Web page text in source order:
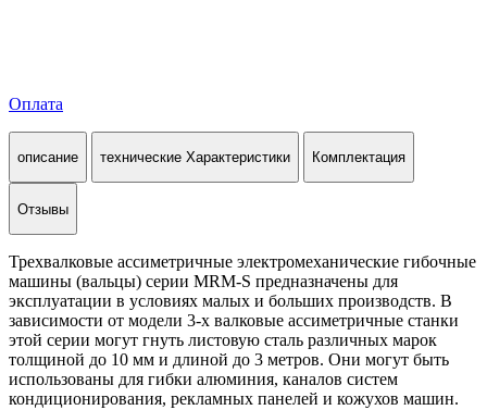
Оплата
описание технические Характеристики Комплектация
Отзывы
Трехвалковые ассиметричные электромеханические гибочные
машины (вальцы) серии MRM-S предназначены для
эксплуатации в условиях малых и больших производств. В
зависимости от модели 3-х валковые ассиметричные станки
этой серии могут гнуть листовую сталь различных марок
толщиной до 10 мм и длиной до 3 метров. Они могут быть
использованы для гибки алюминия, каналов систем
кондиционирования, рекламных панелей и кожухов машин.